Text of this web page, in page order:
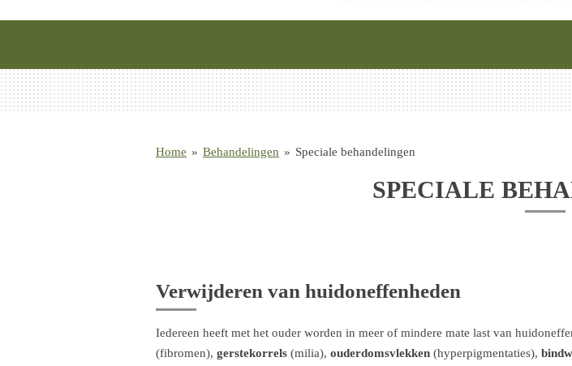
Home » Behandelingen » Speciale behandelingen
SPECIALE
Verwijderen van huidoneffenheden
Iedereen heeft met het ouder worden in meer of mindere mate last van
(fibromen), gerstekorrels (milia), ouderdomsvlekken (hyperpigmentaties),